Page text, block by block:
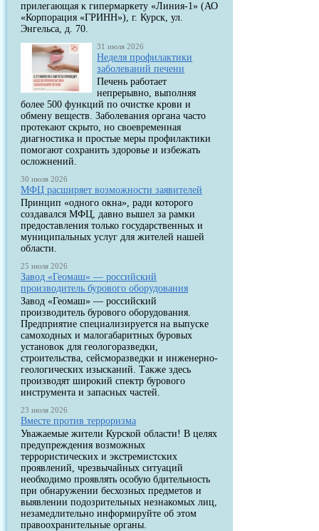
прилегающая к гипермаркету «Линия-1» (АО
«Корпорация «ГРИНН»), г. Курск, ул.
Энгельса, д. 70.
31 июля 2026
Неделя профилактики
заболеваний печени
Печень работает
непрерывно, выполняя
более 500 функций по очистке крови и
обмену веществ. Заболевания органа часто
протекают скрыто, но своевременная
диагностика и простые меры профилактики
помогают сохранить здоровье и избежать
осложнений.
30 июля 2026
МФЦ расширяет возможности заявителей
Принцип «одного окна», ради которого
создавался МФЦ, давно вышел за рамки
предоставления только государственных и
муниципальных услуг для жителей нашей
области.
25 июля 2026
Завод «Геомаш» — российский
производитель бурового оборудования
Завод «Геомаш» — российский
производитель бурового оборудования.
Предприятие специализируется на выпуске
самоходных и малогабаритных буровых
установок для геологоразведки,
строительства, сейсморазведки и инженерно-
геологических изысканий. Также здесь
производят широкий спектр бурового
инструмента и запасных частей.
23 июля 2026
Вместе против терроризма
Уважаемые жители Курской области! В целях
предупреждения возможных
террористических и экстремистских
проявлений, чрезвычайных ситуаций
необходимо проявлять особую бдительность
при обнаружении бесхозных предметов и
выявлении подозрительных незнакомых лиц,
незамедлительно информируйте об этом
правоохранительные органы.